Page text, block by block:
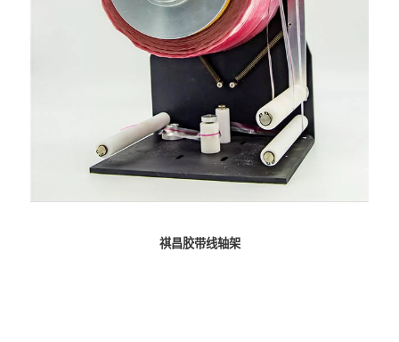
祺昌胶带线轴架